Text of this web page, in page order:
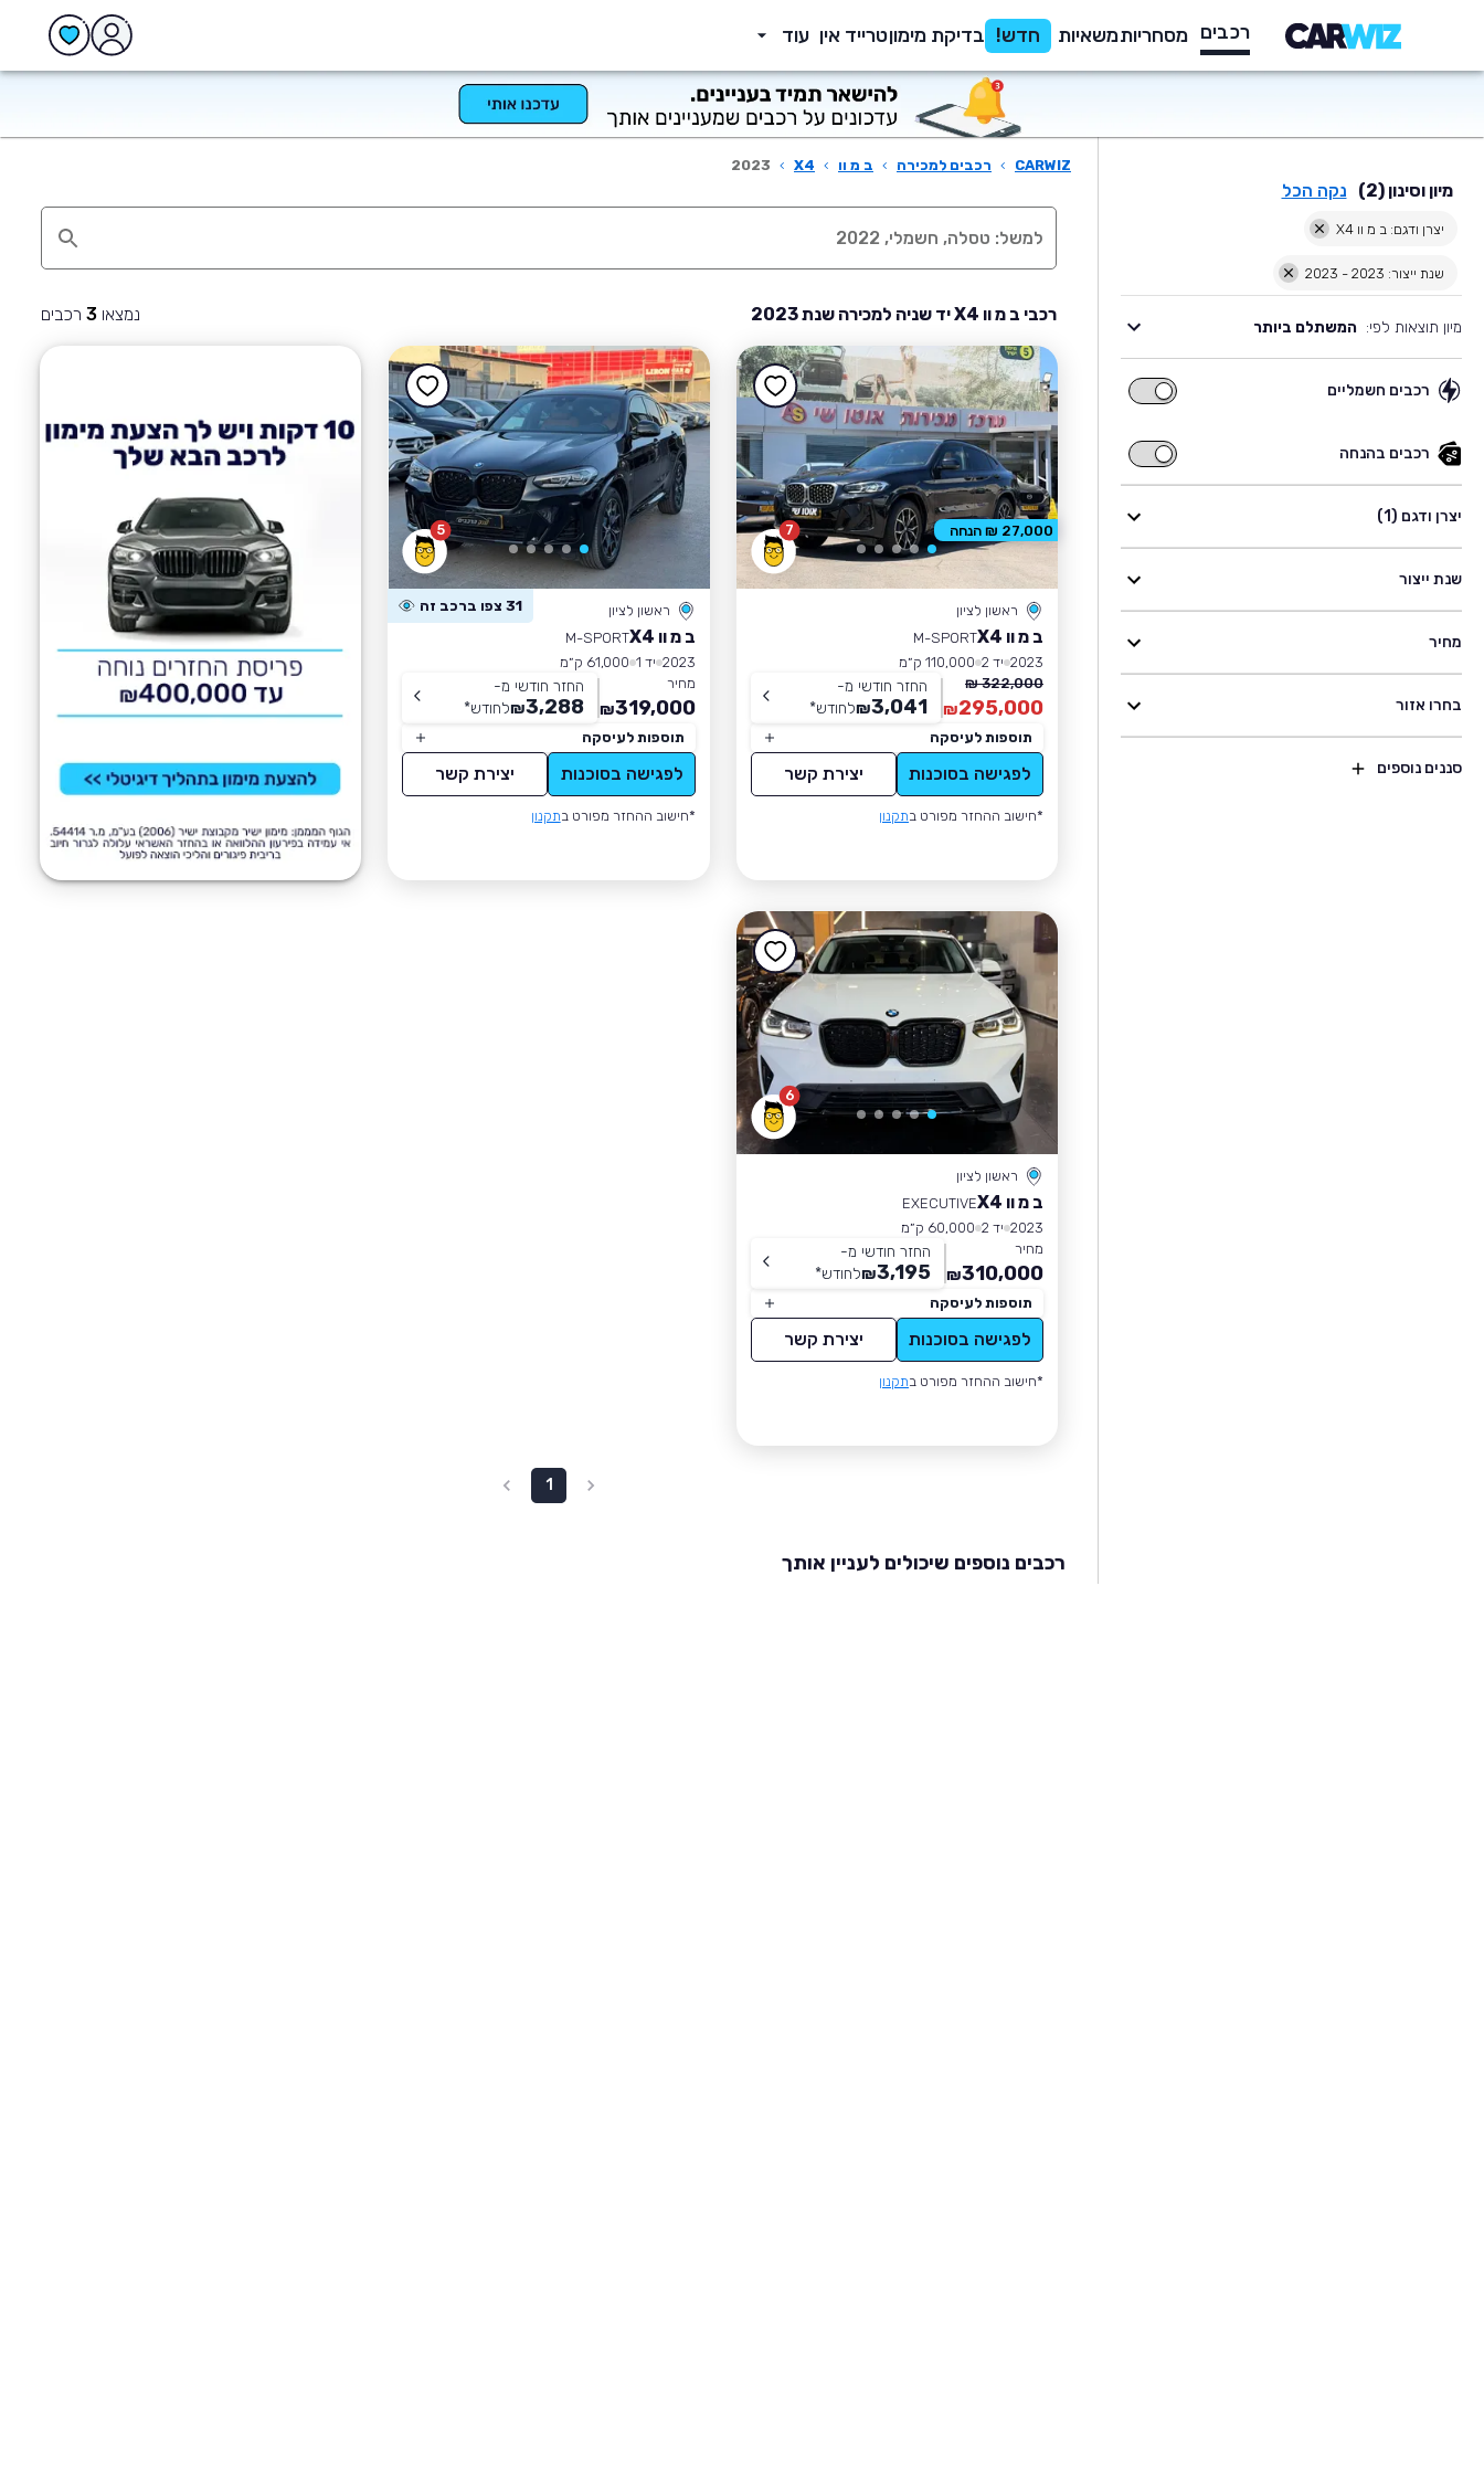
רכבים מסחריותמשאיות חדש! בדיקת מימוןטרייד אין עוד
מיון וסינון (2) נקה הכל
יצרן ודגם: ב מ וו X4
שנת ייצור: 2023 - 2023
מיון תוצאות לפי: המשתלם ביותר
רכבים חשמליים
רכבים
רכבים בהנחה
רכבים
בהנחה
יצרן ודגם (1)
שנת ייצור
מחיר
בחרו אזור
סננים נוספים
CARWIZ
› רכבים למכירה › ב מ וו ›
X4
›
2023
רכבי ב מ וו X4 יד שניה למכירה שנת 2023 נמצאו 3 רכבים
7
ראשון לציון
ב מ וו X4
M-SPORT
2023 יד 2
110,000 ק״מ
322,000 ₪
295,000
₪
החזר חודשי מ-
3,041
₪לחודש*
תוספות לעיסקה
לפגישה בסוכנות יצירת קשר
*חישוב ההחזר מפורט בתקנון
27,000 ₪ הנחה 5
ראשון לציון 31 צפו ברכב זה
ב מ וו X4
M-SPORT
2023 יד 1
61,000 ק״מ
מחיר
319,000
₪
החזר חודשי מ-
3,288
₪לחודש*
תוספות לעיסקה
לפגישה בסוכנות יצירת קשר
*חישוב ההחזר מפורט בתקנון
6
ראשון לציון
ב מ וו X4
EXECUTIVE
2023 יד 2
60,000 ק״מ
מחיר
310,000
₪
החזר חודשי מ-
3,195
₪לחודש*
תוספות לעיסקה
לפגישה בסוכנות יצירת קשר
*חישוב ההחזר מפורט בתקנון
1
רכבים נוספים שיכולים לעניין אותך